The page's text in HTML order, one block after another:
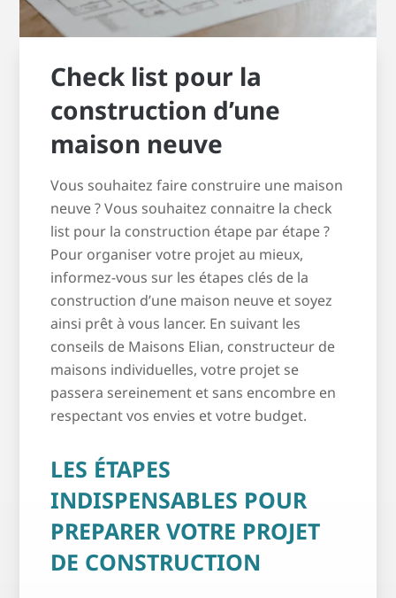
Check list pour la
construction d’une
maison neuve
Vous souhaitez faire construire une maison
neuve ? Vous souhaitez connaitre la check
list pour la construction étape par étape ?
Pour organiser votre projet au mieux,
informez-vous sur les étapes clés de la
construction d’une maison neuve et soyez
ainsi prêt à vous lancer. En suivant les
conseils de Maisons Elian, constructeur de
maisons individuelles, votre projet se
passera sereinement et sans encombre en
respectant vos envies et votre budget.
LES ÉTAPES
INDISPENSABLES POUR
PREPARER VOTRE PROJET
DE CONSTRUCTION